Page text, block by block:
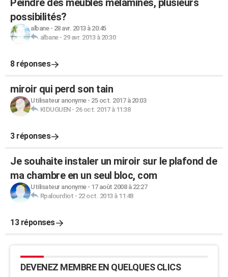
Peindre des meubles mélaminés, plusieurs
possibilités?
albane- 28 avr. 2013 à 20:45
albane- 29 avr. 2013 à 20:30
8 réponses
miroir qui perd son tain
Utilisateur anonyme- 25 oct. 2017 à 20:03
KIDUGUEN- 26 oct. 2017 à 11:38
3 réponses
Je souhaite instaler un miroir sur le plafond de
ma chambre en un seul bloc, com
Utilisateur anonyme- 17 août 2008 à 22:27
Rpalourdiot - 22 oct. 2013 à 11:48
13 réponses
DEVENEZ MEMBRE EN QUELQUES CLICS